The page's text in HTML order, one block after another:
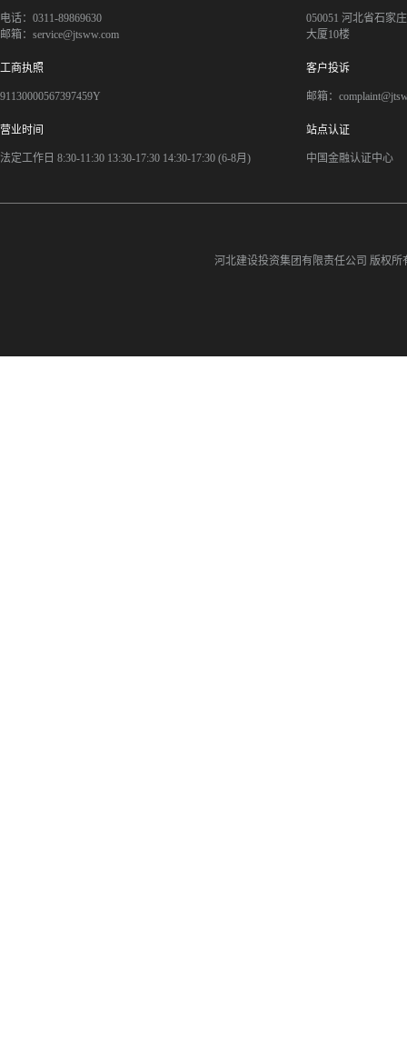
电话：0311-89869630
邮箱：service@jtsww.com
050051 河北省石家
大厦10楼
工商执照
91130000567397459Y
客户投诉
邮箱：
营业时间
法定工作日 8:30-11:30 13:30-17:30 14:30-17:30 (6-8月)
站点认证
中国金融认证中心
河北建设投资集团有限责任公司 版权所